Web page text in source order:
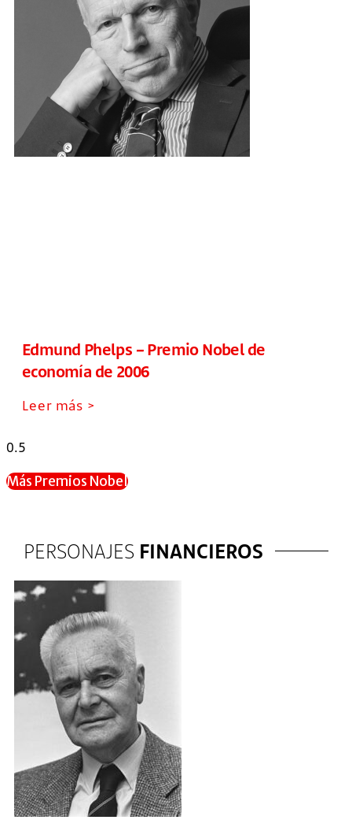
Edmund Phelps – Premio Nobel de
economía de 2006
Leer más >
Más Premios Nobel
PERSONAJES FINANCIEROS